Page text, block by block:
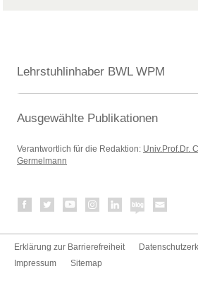
Lehrstuhlinhaber BWL WPM
Ausgewählte Publikationen
Verantwortlich für die Redaktion: Univ.Prof.Dr.
Germelmann
Erklärung zur Barrierefreiheit
Impressum
Sitemap